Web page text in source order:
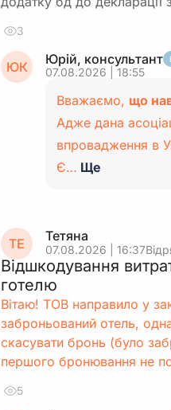
3
ЮК Юрій, консультант
07.08.2026 | 18:55
Вважаємо, що
Адже дана
впровадження в
Є… Ще
ТЕ Тетяна
07.08.2026 | 16:37
Відшкодування
готелю
Вітаю! ТОВ направило у
заброньований отель,
скасувати бронь (було
першого бронювання не
5